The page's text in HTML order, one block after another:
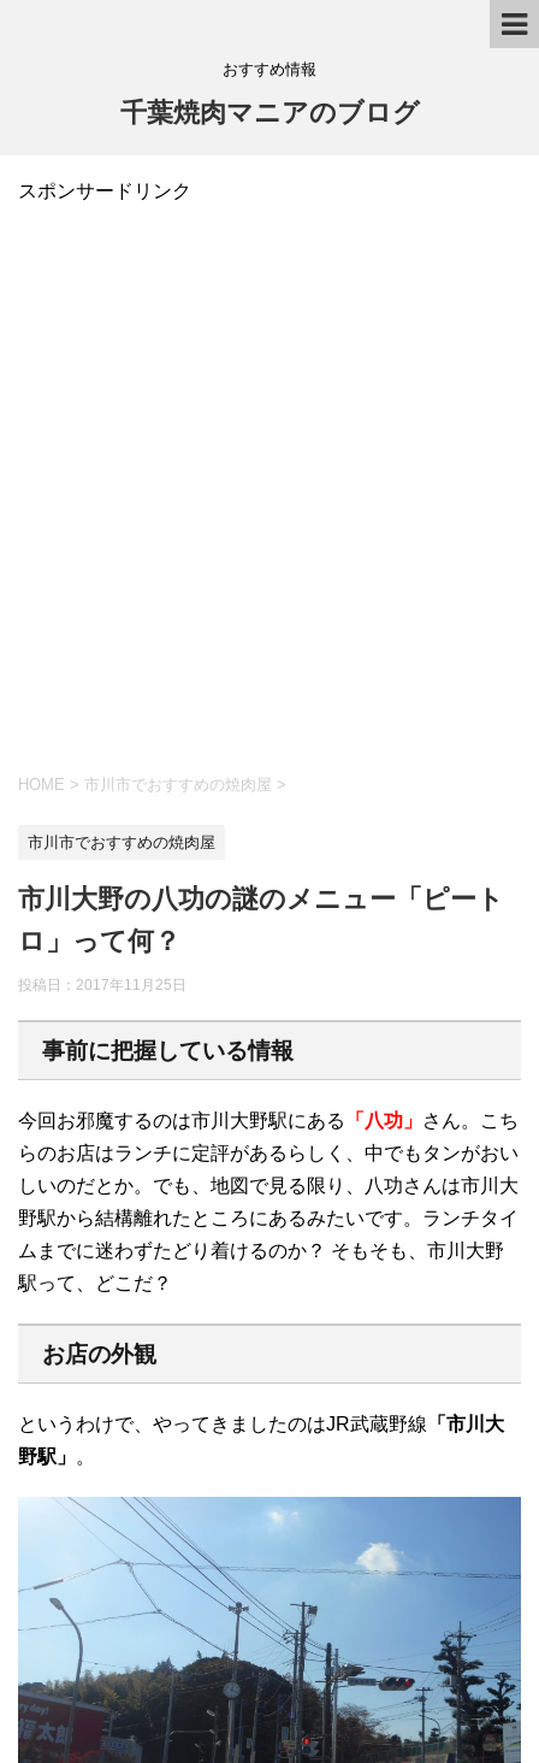
おすすめ情報
千葉焼肉マニアのブログ
スポンサードリンク
HOME > 市川市でおすすめの焼肉屋 >
市川市でおすすめの焼肉屋
市川大野の八功の謎のメニュー「ピート
ロ」って何？
投稿日： 2017年11月25日
事前に把握している情報
今回お邪魔するのは市川大野駅にある 「八功」 さん。こち
らのお店はランチに定評があるらしく、中でもタンがおい
しいのだとか。でも、地図で見る限り、八功さんは市川大
野駅から結構離れたところにあるみたいです。ランチタイ
ムまでに迷わずたどり着けるのか？ そもそも、市川大野
駅って、どこだ？
お店の外観
というわけで、やってきましたのはJR武蔵野線 「市川大
野駅」 。